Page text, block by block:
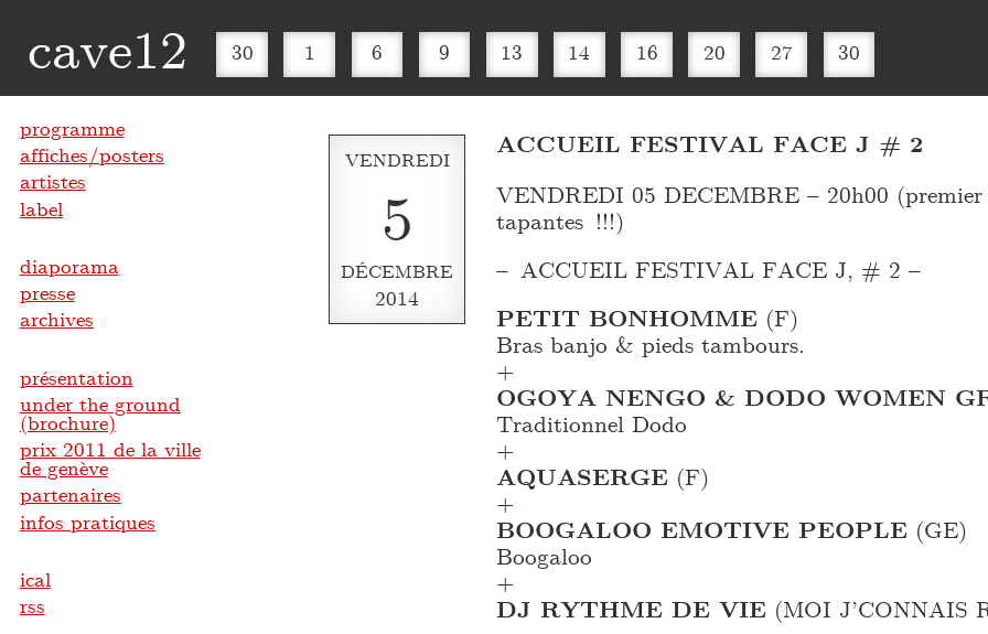
cave12 30 1 6 9 13 14 16 20 27 30
VENDREDI
5
DÉCEMBRE
2014
ACCUEIL FESTIVAL FACE J # 2
VENDREDI 05 DECEMBRE – 20h00 (premier
tapantes !!!)
– ACCUEIL FESTIVAL FACE J, # 2 –
PETIT BONHOMME (F)
Bras banjo & pieds tambours.
+
OGOYA NENGO & DODO WOMEN
Traditionnel Dodo
+
AQUASERGE (F)
+
BOOGALOO EMOTIVE PEOPLE (GE)
Boogaloo
+
DJ RYTHME DE VIE (MOI J’CONNAIS
programme
affiches/posters
artistes
label
diaporama
presse
archives
présentation
under the ground
(brochure)
prix 2011 de la ville
de genève
partenaires
infos pratiques
ical
rss